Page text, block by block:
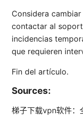
Considera
contactar al
incidencias
que requieren
Fin del artículo.
Sources:
梯子下载vpn软件：